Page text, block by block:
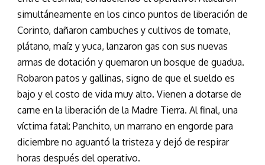
simultáneamente en los cinco puntos de liberación de
Corinto, dañaron cambuches y cultivos de tomate,
plátano, maíz y yuca, lanzaron gas con sus nuevas
armas de dotación y quemaron un bosque de guadua.
Robaron patos y gallinas, signo de que el sueldo es
bajo y el costo de vida muy alto. Vienen a dotarse de
carne en la liberación de la Madre Tierra. Al final, una
víctima fatal: Panchito, un marrano en engorde para
diciembre no aguantó la tristeza y dejó de respirar
horas después del operativo.